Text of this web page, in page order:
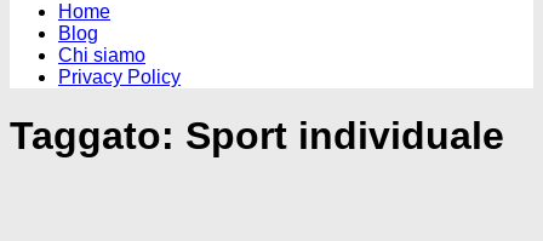
Home
Blog
Chi siamo
Privacy Policy
Taggato: Sport individuale